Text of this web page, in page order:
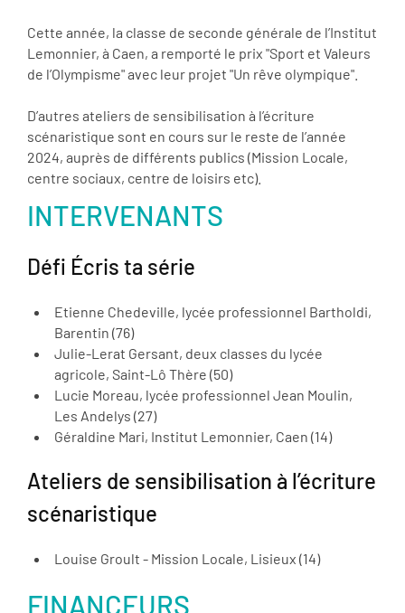
Cette année, la classe de seconde générale de l’Institut
Lemonnier, à Caen, a remporté le prix "Sport et Valeurs
de l’Olympisme" avec leur projet "Un rêve olympique".
D’autres ateliers de sensibilisation à l’écriture
scénaristique sont en cours sur le reste de l’année
2024, auprès de différents publics (Mission Locale,
centre sociaux, centre de loisirs etc).
INTERVENANTS
Défi Écris ta série
Etienne Chedeville, lycée professionnel Bartholdi,
Barentin (76)
Julie-Lerat Gersant, deux classes du lycée
agricole, Saint-Lô Thère (50)
Lucie Moreau, lycée professionnel Jean Moulin,
Les Andelys (27)
Géraldine Mari, Institut Lemonnier, Caen (14)
Ateliers de sensibilisation à l’écriture
scénaristique
Louise Groult - Mission Locale, Lisieux (14)
FINANCEURS